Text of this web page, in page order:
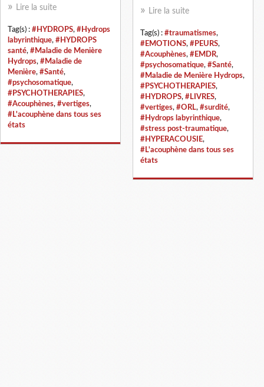
Lire la suite
Tag(s) : #traumatismes,
#EMOTIONS, #PEURS,
#Acouphènes, #EMDR,
#psychosomatique, #Santé,
#Maladie de Menière Hydrops,
#PSYCHOTHERAPIES,
#HYDROPS, #LIVRES,
#vertiges, #ORL, #surdité,
#Hydrops labyrinthique,
#stress post-traumatique,
#HYPERACOUSIE,
#L'acouphène dans tous ses
états
Lire la suite
Tag(s) : #HYDROPS, #Hydrops
labyrinthique, #HYDROPS
santé, #Maladie de Menière
Hydrops, #Maladie de
Menière, #Santé,
#psychosomatique,
#PSYCHOTHERAPIES,
#Acouphènes, #vertiges,
#L'acouphène dans tous ses
états